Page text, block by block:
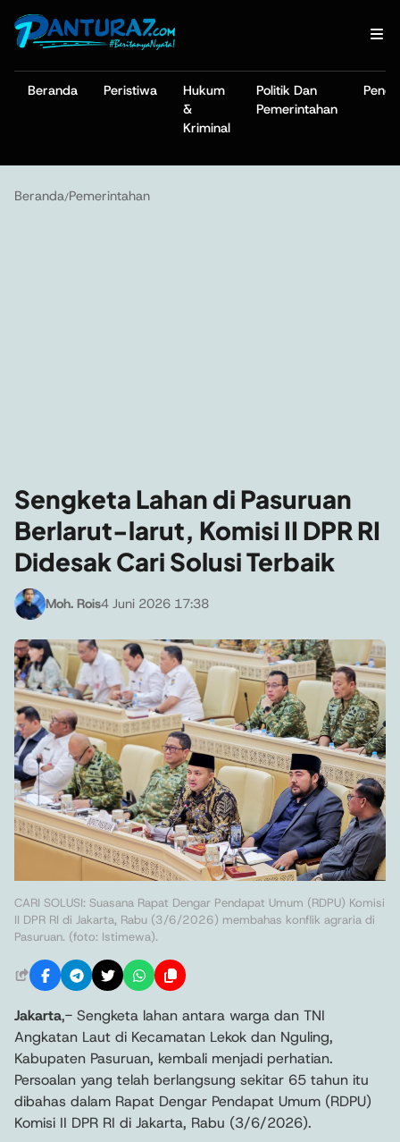
Beranda Peristiwa
Hukum
&
Kriminal
Politik Dan
Pemerintahan
Beranda/Pemerintahan
Sengketa Lahan di Pasuruan
Berlarut-larut, Komisi II DPR RI
Didesak Cari Solusi Terbaik
Moh. Rois4 Juni 2026 17:38
CARI SOLUSI: Suasana Rapat Dengar Pendapat Umum (RDPU) Komisi
II DPR RI di Jakarta, Rabu (3/6/2026) membahas konflik agraria di
Pasuruan. (foto: Istimewa).
Jakarta,- Sengketa lahan antara warga dan TNI
Angkatan Laut di Kecamatan Lekok dan Nguling,
Kabupaten Pasuruan, kembali menjadi perhatian.
Persoalan yang telah berlangsung sekitar 65 tahun itu
dibahas dalam Rapat Dengar Pendapat Umum (RDPU)
Komisi II DPR RI di Jakarta, Rabu (3/6/2026).